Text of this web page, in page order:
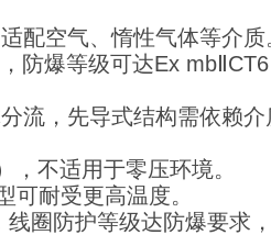
配空气、惰性气体等介质
防爆等级可达Ex mbⅡCT6
流，先导式结构需依赖介
不适用于零压环境。
耐受更高温度。
圈防护等级达防爆要求，